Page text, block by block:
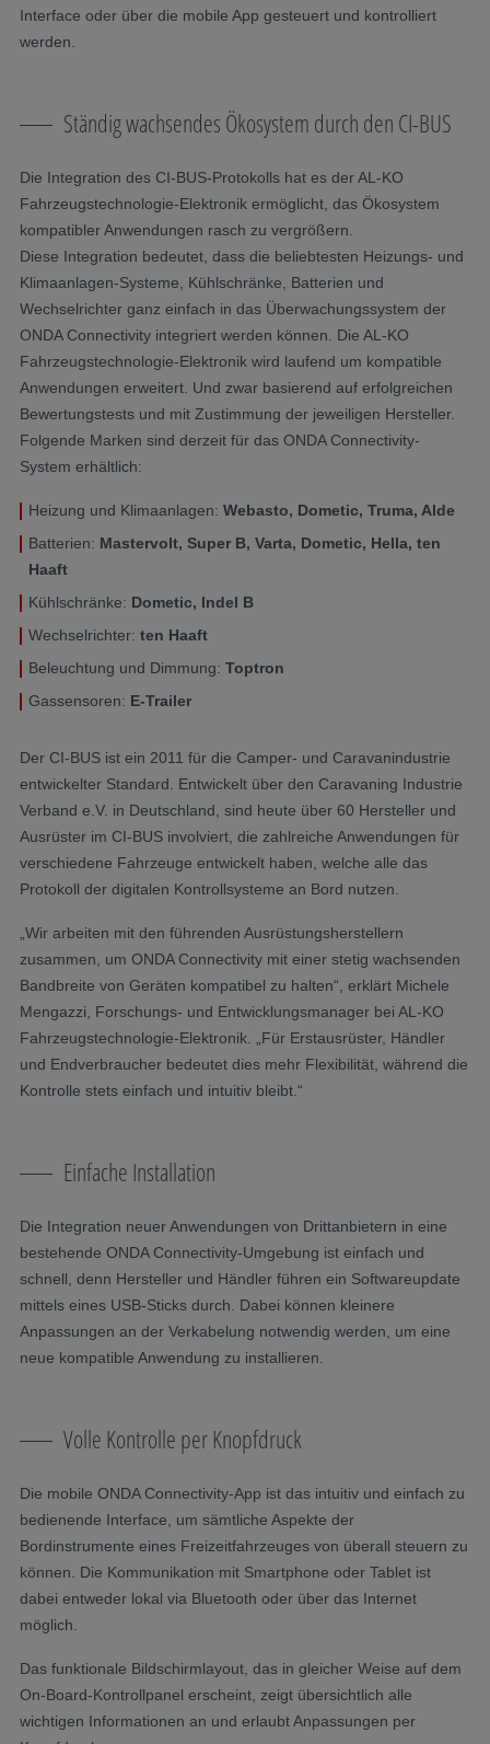
Interface oder über die mobile App gesteuert und kontrolliert
werden.
Ständig wachsendes Ökosystem durch den CI-BUS
Die Integration des CI-BUS-Protokolls hat es der AL-KO
Fahrzeugstechnologie-Elektronik ermöglicht, das Ökosystem
kompatibler Anwendungen rasch zu vergrößern.
Diese Integration bedeutet, dass die beliebtesten Heizungs- und
Klimaanlagen-Systeme, Kühlschränke, Batterien und
Wechselrichter ganz einfach in das Überwachungssystem der
ONDA Connectivity integriert werden können. Die AL-KO
Fahrzeugstechnologie-Elektronik wird laufend um kompatible
Anwendungen erweitert. Und zwar basierend auf erfolgreichen
Bewertungstests und mit Zustimmung der jeweiligen Hersteller.
Folgende Marken sind derzeit für das ONDA Connectivity-
System erhältlich:
Heizung und Klimaanlagen: Webasto, Dometic, Truma, Alde
Batterien: Mastervolt, Super B, Varta, Dometic, Hella, ten
Haaft
Kühlschränke: Dometic, Indel B
Wechselrichter: ten Haaft
Beleuchtung und Dimmung: Toptron
Gassensoren: E-Trailer
Der CI-BUS ist ein 2011 für die Camper- und Caravanindustrie
entwickelter Standard. Entwickelt über den Caravaning Industrie
Verband e.V. in Deutschland, sind heute über 60 Hersteller und
Ausrüster im CI-BUS involviert, die zahlreiche Anwendungen für
verschiedene Fahrzeuge entwickelt haben, welche alle das
Protokoll der digitalen Kontrollsysteme an Bord nutzen.
„Wir arbeiten mit den führenden Ausrüstungsherstellern
zusammen, um ONDA Connectivity mit einer stetig wachsenden
Bandbreite von Geräten kompatibel zu halten“, erklärt Michele
Mengazzi, Forschungs- und Entwicklungsmanager bei AL-KO
Fahrzeugstechnologie-Elektronik. „Für Erstausrüster, Händler
und Endverbraucher bedeutet dies mehr Flexibilität, während die
Kontrolle stets einfach und intuitiv bleibt.“
Einfache Installation
Die Integration neuer Anwendungen von Drittanbietern in eine
bestehende ONDA Connectivity-Umgebung ist einfach und
schnell, denn Hersteller und Händler führen ein Softwareupdate
mittels eines USB-Sticks durch. Dabei können kleinere
Anpassungen an der Verkabelung notwendig werden, um eine
neue kompatible Anwendung zu installieren.
Volle Kontrolle per Knopfdruck
Die mobile ONDA Connectivity-App ist das intuitiv und einfach zu
bedienende Interface, um sämtliche Aspekte der
Bordinstrumente eines Freizeitfahrzeuges von überall steuern zu
können. Die Kommunikation mit Smartphone oder Tablet ist
dabei entweder lokal via Bluetooth oder über das Internet
möglich.
Das funktionale Bildschirmlayout, das in gleicher Weise auf dem
On-Board-Kontrollpanel erscheint, zeigt übersichtlich alle
wichtigen Informationen an und erlaubt Anpassungen per